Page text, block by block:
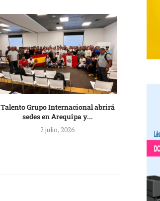
Talento Grupo Internacional abrirá
sedes en Arequipa y...
2 julio, 2026